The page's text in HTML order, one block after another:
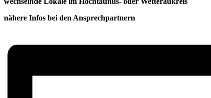
nähere Infos bei den Ansprechpartnern